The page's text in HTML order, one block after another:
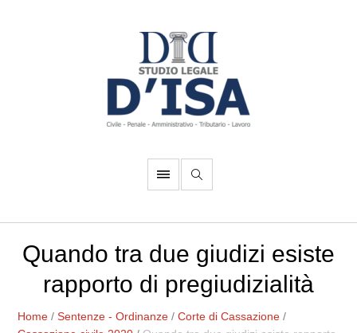
Quando tra due giudizi esiste
rapporto di pregiudizialità
Home /Sentenze - Ordinanze /Corte di Cassazione /